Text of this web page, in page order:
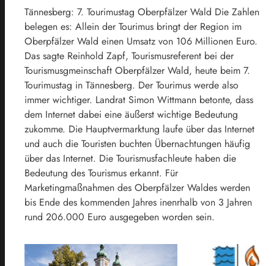
Tännesberg: 7. Tourimustag Oberpfälzer Wald Die Zahlen
belegen es: Allein der Tourimus bringt der Region im
Oberpfälzer Wald einen Umsatz von 106 Millionen Euro.
Das sagte Reinhold Zapf, Tourismusreferent bei der
Tourismusgmeinschaft Oberpfälzer Wald, heute beim 7.
Tourimustag in Tännesberg. Der Tourimus werde also
immer wichtiger. Landrat Simon Wittmann betonte, dass
dem Internet dabei eine äußerst wichtige Bedeutung
zukomme. Die Hauptvermarktung laufe über das Internet
und auch die Touristen buchten Übernachtungen häufig
über das Internet. Die Tourismusfachleute haben die
Bedeutung des Tourismus erkannt. Für
Marketingmaßnahmen des Oberpfälzer Waldes werden
bis Ende des kommenden Jahres inenrhalb von 3 Jahren
rund 206.000 Euro ausgegeben worden sein.